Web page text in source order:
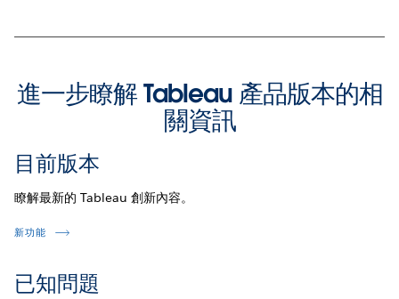
進一步瞭解 Tableau 產品版本的相
關資訊
目前版本
瞭解最新的 Tableau 創新內容。
新功能
已知問題